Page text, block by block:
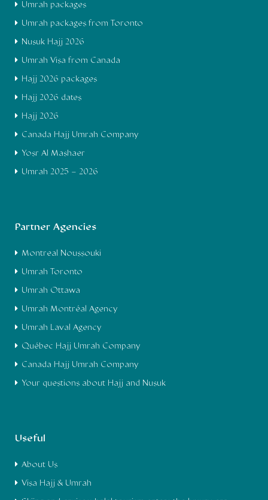
Umrah packages
Umrah packages from Toronto
Nusuk Hajj 2026
Umrah Visa from Canada
Hajj 2026 packages
Hajj 2026 dates
Hajj 2026
Canada Hajj Umrah Company
Yosr Al Mashaer
Umrah 2025 – 2026
Partner Agencies
Montreal Noussouki
Umrah Toronto
Umrah Ottawa
Umrah Montréal Agency
Umrah Laval Agency
Québec Hajj Umrah Company
Canada Hajj Umrah Company
Your questions about Hajj and Nusuk
Useful
About Us
Visa Hajj & Umrah